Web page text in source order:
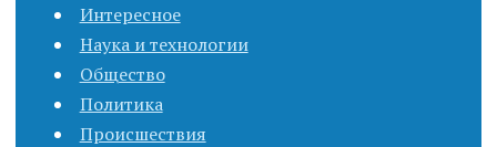
Интересное
Наука и технологии
Общество
Политика
Происшествия